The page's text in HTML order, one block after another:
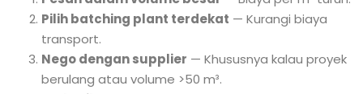
Pilih batching plant terdekat — Kurangi biaya
transport.
Nego dengan supplier — Khususnya kalau proyek
berulang atau volume >50 m³.